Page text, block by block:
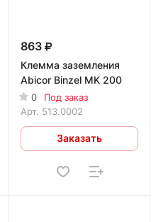
863
Клемма заземления
Abicor Binzel MK 200
0
Под заказ
Арт. 513.0002
Заказать